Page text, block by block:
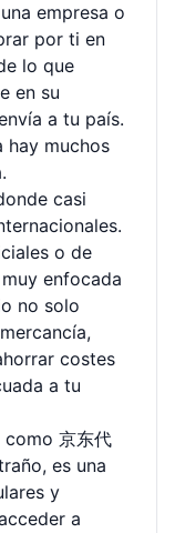
empresa o
por ti en
lo que
en su
a tu país.
hay muchos
casi
o de
enfocada
no solo
costes
a tu
京东代
es una
y
a